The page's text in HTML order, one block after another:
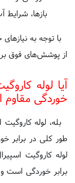
با توجه به
از پوشش‌های فوق
خوردگی مقاوم
بله، لوله
طور کلی در
لوله کاروگیت
برابر خوردگی است و
خوردگی مقاومت